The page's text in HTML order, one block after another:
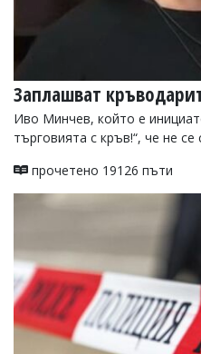
Заплашват
Иво Минчев, който е
търговията с кръв!“, че не се
прочетено 19126 пъти